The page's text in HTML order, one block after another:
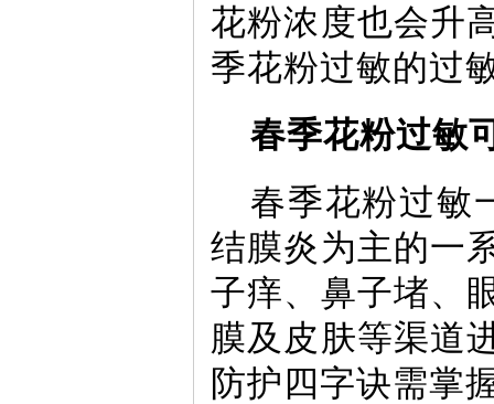
花粉浓度也会升
季花粉过敏的过
春季花粉过敏
春季花粉过敏
结膜炎为主的一
子痒、鼻子堵、
膜及皮肤等渠道
防护四字诀需掌